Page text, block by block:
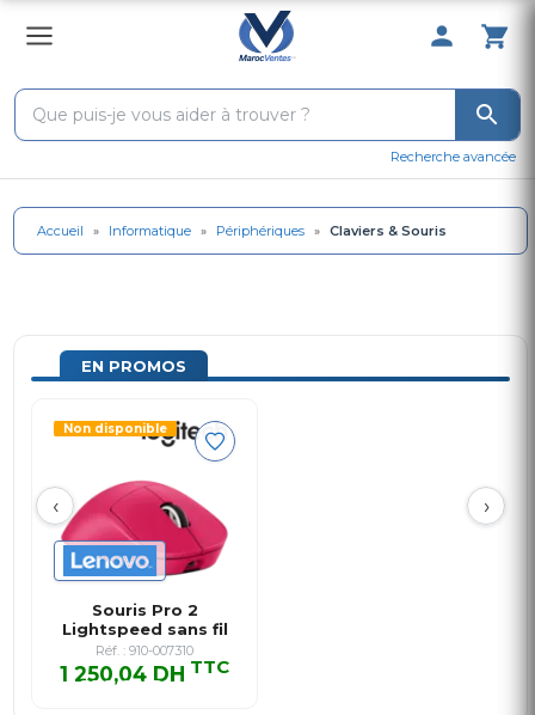
0 Produit
Recherche avancée
Accueil » Informatique » Périphériques » Claviers & Souris
EN PROMOS
‹ ›
Non disponible
Souris Pro 2
Lightspeed sans fil
Rose
Réf. : 910-007310
1 250,04 DH TTC
1 250,04 DH TTC